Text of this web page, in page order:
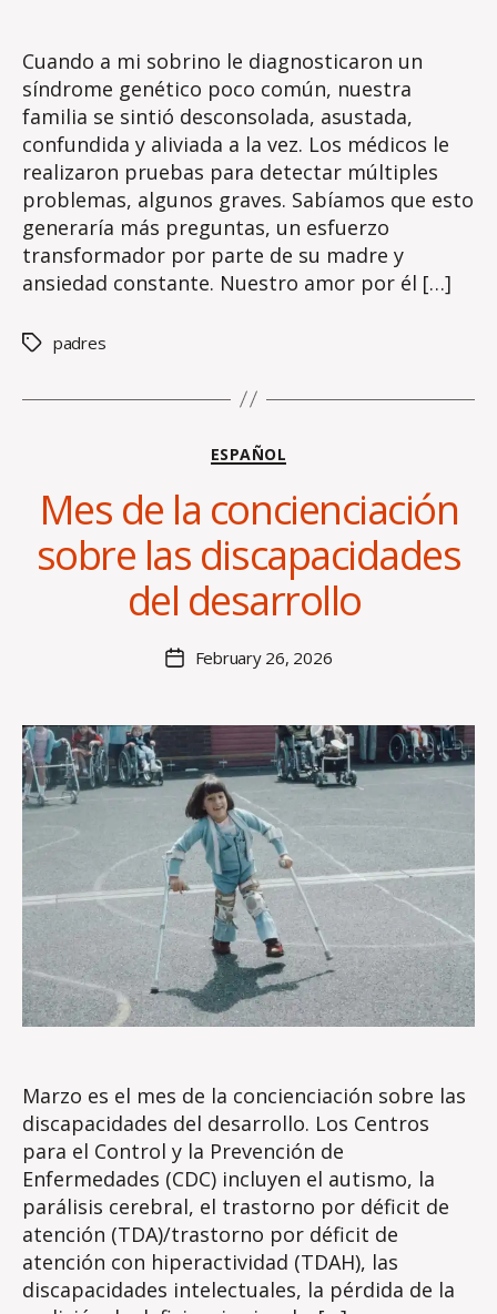
Cuando a mi sobrino le diagnosticaron un
síndrome genético poco común, nuestra
familia se sintió desconsolada, asustada,
confundida y aliviada a la vez. Los médicos le
realizaron pruebas para detectar múltiples
problemas, algunos graves. Sabíamos que esto
generaría más preguntas, un esfuerzo
transformador por parte de su madre y
ansiedad constante. Nuestro amor por él […]
Tagspadres
Categories
ESPAÑOL
Mes de la concienciación
sobre las discapacidades
del desarrollo
author
B
y
H
al
e
B
s
e
PostFebruary 26, 2026
Marzo es el mes de la concienciación sobre las
discapacidades del desarrollo. Los Centros
para el Control y la Prevención de
Enfermedades (CDC) incluyen el autismo, la
parálisis cerebral, el trastorno por déficit de
atención (TDA)/trastorno por déficit de
atención con hiperactividad (TDAH), las
discapacidades intelectuales, la pérdida de la